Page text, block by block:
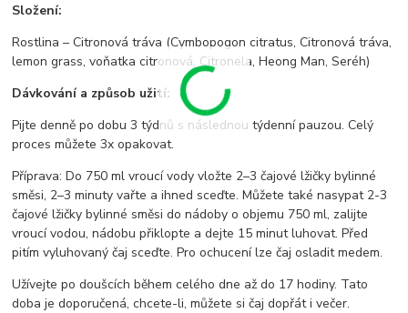
Složení:
Rostlina – Citronová tráva (Cymbopogon citratus, Citronová tráva,
lemon grass, voňatka citronová, Citronela, Heong Man, Seréh)
Dávkování a způsob užití:
Pijte denně po dobu 3 týdnů s následnou týdenní pauzou. Celý
proces můžete 3x opakovat.
Příprava: Do 750 ml vroucí vody vložte 2–3 čajové lžičky bylinné
směsi, 2–3 minuty vařte a ihned sceďte. Můžete také nasypat 2-3
čajové lžičky bylinné směsi do nádoby o objemu 750 ml, zalijte
vroucí vodou, nádobu přiklopte a dejte 15 minut luhovat. Před
pitím vyluhovaný čaj sceďte. Pro ochucení lze čaj osladit medem.
Užívejte po doušcích během celého dne až do 17 hodiny. Tato
doba je doporučená, chcete-li, můžete si čaj dopřát i večer.